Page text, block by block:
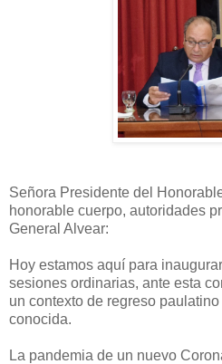
Señora Presidente del
honorable cuerpo, autoridades
General Alvear:
Hoy estamos aquí para
sesiones ordinarias, ante esta
un contexto de regreso
conocida.
La pandemia de un nuevo